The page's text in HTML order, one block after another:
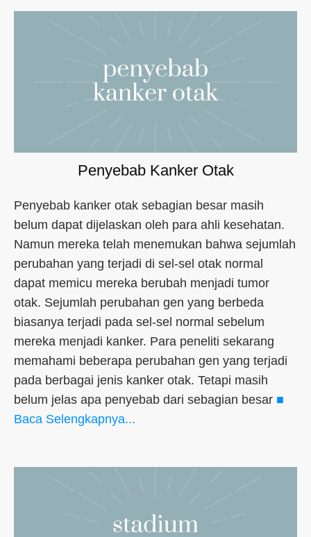
Penyebab Kanker Otak
Penyebab kanker otak sebagian besar masih
belum dapat dijelaskan oleh para ahli kesehatan.
Namun mereka telah menemukan bahwa sejumlah
perubahan yang terjadi di sel-sel otak normal
dapat memicu mereka berubah menjadi tumor
otak. Sejumlah perubahan gen yang berbeda
biasanya terjadi pada sel-sel normal sebelum
mereka menjadi kanker. Para peneliti sekarang
memahami beberapa perubahan gen yang terjadi
pada berbagai jenis kanker otak. Tetapi masih
belum jelas apa penyebab dari sebagian besar ■
Baca Selengkapnya...